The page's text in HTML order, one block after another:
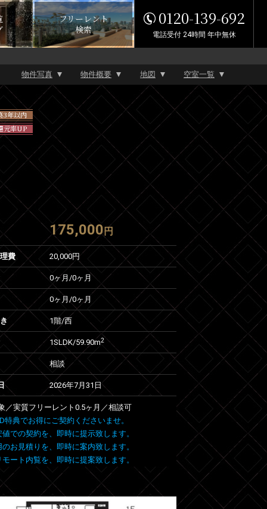
フリーレント
検索
0120-139-692
電話受付 24時間 年中無休
物件写真 物件概要 地図 空室一覧
3年以内
元率UP
175,000 円
費 20,000円
0ヶ月 /0ヶ月
0ヶ月/0ヶ月
1階/西
1SLDK/59.90m2
相談
2026年7月31日
／実質フリーレント0.5ヶ月／相談可
特典でお得にご契約くださいませ。
での契約を、即時に提示致します。
お見積りを、即時に案内致します。
ート内覧を、即時に提案致します。